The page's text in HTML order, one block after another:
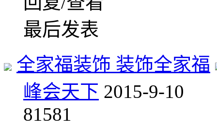
最后发表
全家福装饰 装饰全家福
峰会天下 2015-9-10
81581